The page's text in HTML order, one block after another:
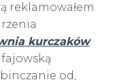
reklamowałem
kurczaków
od,